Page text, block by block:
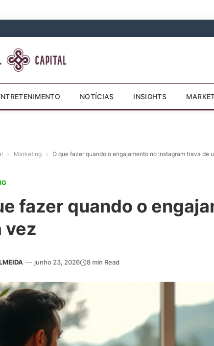
NOTÍCIAS INSIGHTS
» Marketing » O que fazer quando o engajamento no Instagram trava de
fazer quando o
vez
— junho 23, 2026 8 min Read